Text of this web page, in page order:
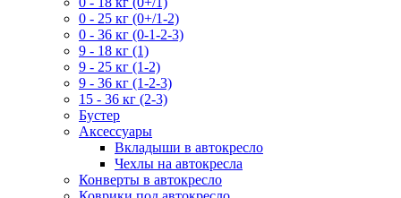
0 - 25 кг (0+/1-2)
0 - 36 кг (0-1-2-3)
9 - 18 кг (1)
9 - 25 кг (1-2)
9 - 36 кг (1-2-3)
15 - 36 кг (2-3)
Бустер
Аксессуары
Вкладыши в автокресло
Чехлы на автокресла
Конверты в автокресло